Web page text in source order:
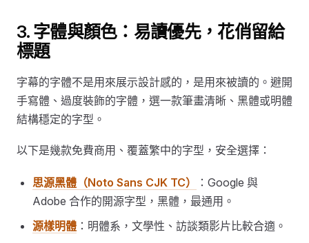
3. 字體與顏色：易讀優先，花俏留給
標題
字幕的字體不是用來展示設計感的，是用來被讀的。避開
手寫體、過度裝飾的字體，選一款筆畫清晰、黑體或明體
結構穩定的字型。
以下是幾款免費商用、覆蓋繁中的字型，安全選擇：
思源黑體（Noto Sans CJK TC）
：Google 與
Adobe 合作的開源字型，黑體，最通用。
源樣明體 ：明體系，文學性、訪談類影片比較合適。